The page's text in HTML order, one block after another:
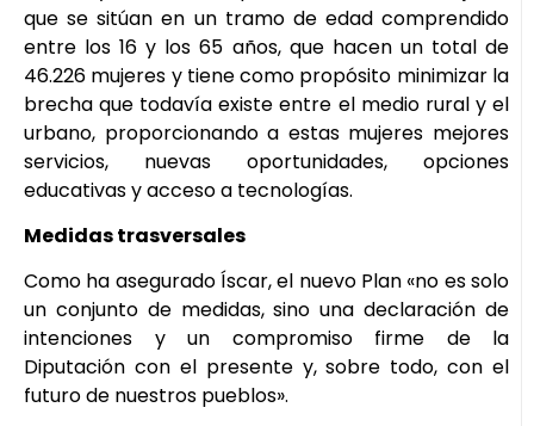
que se sitúan en un tramo de edad comprendido
entre los 16 y los 65 años, que hacen un total de
46.226 mujeres y tiene como propósito minimizar la
brecha que todavía existe entre el medio rural y el
urbano, proporcionando a estas mujeres mejores
servicios, nuevas oportunidades, opciones
educativas y acceso a tecnologías.
Medidas trasversales
Como ha asegurado Íscar, el nuevo Plan «no es solo
un conjunto de medidas, sino una declaración de
intenciones y un compromiso firme de la
Diputación con el presente y, sobre todo, con el
futuro de nuestros pueblos».